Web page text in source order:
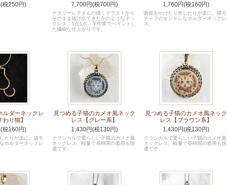
税250円)
7,700円(税700円)
ナタリーレテさんの描くイラストから
そのまま抜け出てきたかのようなネッ
クレス。1点1点、手作業でペイントし
た繊細な仕上がりです。
1,760円(税160円)
眼鏡をかけたり外したりが楽に。猫モ
チーフのオシャレなホルダーネックレ
ス。
ルダーネックレ
わり猫】
税160円)
たりが楽に。猫モ
ホルダーネックレ
見つめる子猫のカメオ風ネック
レス【グレー系】
1,430円(税130円)
クラシカルで愛らしい子猫のカメオ風
ネックレス。軽量で長時間の着用も快
適です。
見つめる子猫のカメオ風ネック
レス【ブラウン系】
1,430円(税130円)
クラシカルで愛らしい子猫のカメオ風
ネックレス。軽量で長時間の着用も快
適です。